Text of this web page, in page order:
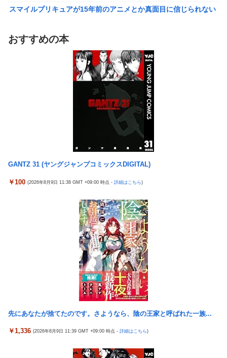
は無理よ」→現在ｗｗｗｗ
人「あんな奴居ねえよ」
シカ「ヒマワリ全部喰った」 郡山布引風の高原まつり中止
【画像あり】居酒屋「6人で長居して会計4939円！喋りたいだけ
なら公園に行ってくれ（怒」
【悲報】ちいかわ作者さん、「総額30億超」の大豪邸を建て
【鼻水】お灸堂の院長先生による「鼻がつらい時の対処法」誰で
【悲報】高市内閣、消費税1％表明でも支持率下落 →ついに６割
日本の防衛白書、ついに青春アニメ化ｗｗｗ 国防を語る本なのに
【画像】廃墟化したレンタルビデオ屋、そのまま時が止まってし
まっていると話題にｗｗｗｗ
【悲報】女性配信者「アスペの検査してみた…みんなこれわかる
【画像】ハンターハンターさん、ガチで最強の新能力を登場させ
てしまうｗｗｗｗｗｗｗ
【画像】週刊少年マガジン、限界突破
【動画】甲子園の女性審判、大誤審で炎上
最新の「発売日告知トレーラー」も公開！
日本に対抗報復時、韓国のGDP3.1%減少…韓国の被害がより大き
スマイルプリキュアが15年前のアニメとか真面目に信じられない
【愕然】自称グルメ「やっぱりフグ刺しは旨い！ｗ」 ワイ「あ
のさ・・・」 →
【悲報】メイドインアビスの主題歌、ホロライブに決まって大炎
【朗報】女子高 生レイヤー、臭いやつに苦言 「洋服は一回全部
熱湯につけよう！洗濯機はキッチンハイター薄めた水で一回まわ
【悲報】高市内閣、消費税1％表明でも支持率下落 →ついに６割
日本の防衛白書、ついに青春アニメ化ｗｗｗ 国防を語る本なのに
表紙が謎すぎる
生ｗｗｗｗｗｗ
「神聖なる場所です」靖国神社、境内におけるコスプレや軍装の
日本に対抗報復時、韓国のGDP3.1%減少…韓国の被害がより大き
実際『ゼルダ 時オカ』→『風タク』の時の空気感を知りたい
チェリ男の悠遊自適 #608【オススメを選ぶ時の注意点！？】
THE NEUTRALのしげるさんのパチンココラボイベント動画が公
開される！めっちゃ楽しそうだな！！！
なんでパチンコってこんな回らなくなったんだろうな…源さんと
かUCの時って1000円25ぐらい回ったもんな
アクセルワールドのパチンコが相当やばいらしい… 打った人「剣
おすすめの本
GANTZ 31 (ヤングジャンプコミックスDIGITAL)
￥100 (2026年8月9日 11:38 GMT +09:00 時点 - 詳細はこちら)
先にあなたが捨てたのです。さようなら、陰の王家と呼ばれた一族...
￥1,336 (2026年8月9日 11:39 GMT +09:00 時点 - 詳細はこちら)